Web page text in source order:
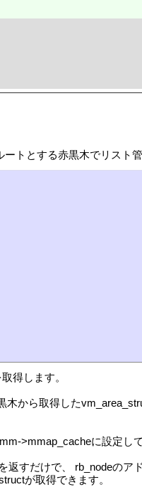
トとする赤黒木でリスト管
得します。
から取得した
>mmap_cacheに設定して
すだけで、 rb_nodeの
が取得できます。